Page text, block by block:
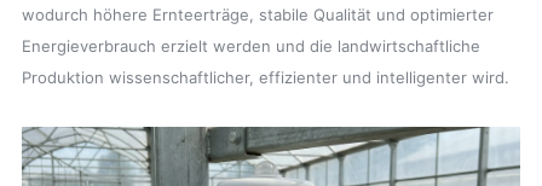
wodurch höhere Ernteerträge, stabile Qualität und optimierter
Energieverbrauch erzielt werden und die landwirtschaftliche
Produktion wissenschaftlicher, effizienter und intelligenter wird.